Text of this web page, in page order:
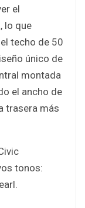
el
lo que
techo de 50
único de
montada
el ancho de
trasera más
tonos: